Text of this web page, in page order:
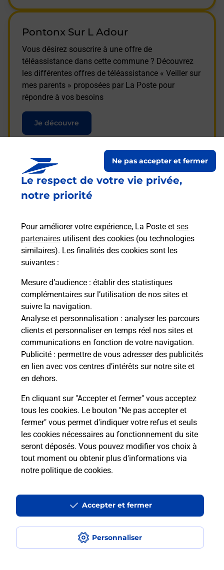
Le respect de votre vie privée,
notre priorité
Pour améliorer votre expérience, La Poste et ses
partenaires utilisent des cookies (ou technologies
similaires). Les finalités des cookies sont les
suivantes :
Mesure d’audience : établir des statistiques
complémentaires sur l’utilisation de nos sites et
suivre la navigation.
Analyse et personnalisation : analyser les parcours
clients et personnaliser en temps réel nos sites et
communications en fonction de votre navigation.
Publicité : permettre de vous adresser des publicités
en lien avec vos centres d’intérêts sur notre site et
en dehors.
En cliquant sur "Accepter et fermer" vous acceptez
tous les cookies. Le bouton "Ne pas accepter et
fermer" vous permet d'indiquer votre refus et seuls
les cookies nécessaires au fonctionnement du site
seront déposés. Vous pouvez modifier vos choix à
tout moment ou obtenir plus d'informations via
notre politique de cookies.
Personnaliser
Ne pas accepter et fermer
Accepter et fermer
Pontonx Sur L Adour
Vous désirez souscrire à une offre de
téléassistance dans cette commune ? Découvrez
les différentes offres de téléassistance « Veiller sur
mes parents » proposées par La Poste pour
répondre à vos besoins
Je découvre
Questions fréquemment
posées
La téléassistance classique avec
médaillon d’alarme qu’est ce que
c’est ?
Comment fonctionne la
téléassistance classique ?
Comment est installée la
téléassistance classique ?
Localiser Liste
Liste - téléassistance
Landes - téléassistance
Morcenx La Nouvelle - téléassistance
Accessibilité : partiellement conforme
Conditions contractuelles
Mentions légales